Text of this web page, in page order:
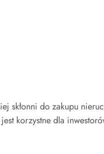
skłonni do zakupu
korzystne dla